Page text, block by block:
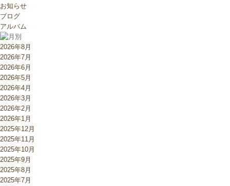
お知らせ
ブログ
アルバム
2026年8月
2026年7月
2026年6月
2026年5月
2026年4月
2026年3月
2026年2月
2026年1月
2025年12月
2025年11月
2025年10月
2025年9月
2025年8月
2025年7月